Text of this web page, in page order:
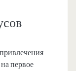
первое